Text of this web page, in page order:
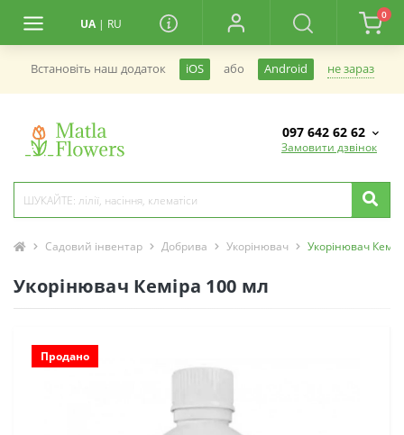
UA | RU
0
Встановiть наш додаток iOS або Android не зараз
097 642 62 62
Замовити дзвінок
Садовий інвентар Добрива Укорінювач Укорінювач
Укорінювач Кеміра 100 мл
Продано